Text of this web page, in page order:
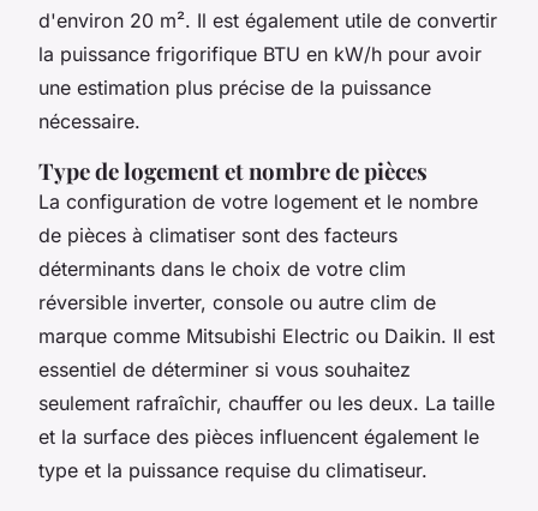
d'environ 20 m². Il est également utile de convertir
la puissance frigorifique BTU en kW/h pour avoir
une estimation plus précise de la puissance
nécessaire.
Type de logement et nombre de pièces
La configuration de votre logement et le nombre
de pièces à climatiser sont des facteurs
déterminants dans le choix de votre clim
réversible inverter, console ou autre clim de
marque comme Mitsubishi Electric ou Daikin. Il est
essentiel de déterminer si vous souhaitez
seulement rafraîchir, chauffer ou les deux. La taille
et la surface des pièces influencent également le
type et la puissance requise du climatiseur.